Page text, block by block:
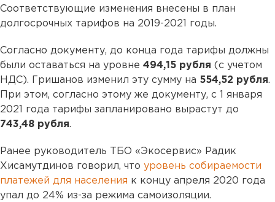
Соответствующие изменения внесены в план
долгосрочных тарифов на 2019-2021 годы.
Согласно документу, до конца года тарифы должны
были оставаться на уровне 494,15 рубля (с учетом
НДС). Гришанов изменил эту сумму на 554,52 рубля.
При этом, согласно этому же документу, c 1 января
2021 года тарифы запланировано вырастут до
743,48 рубля.
Ранее руководитель ТБО «Экосервис» Радик
Хисамутдинов говорил, что уровень собираемости
платежей для населения к концу апреля 2020 года
упал до 24% из-за режима самоизоляции.